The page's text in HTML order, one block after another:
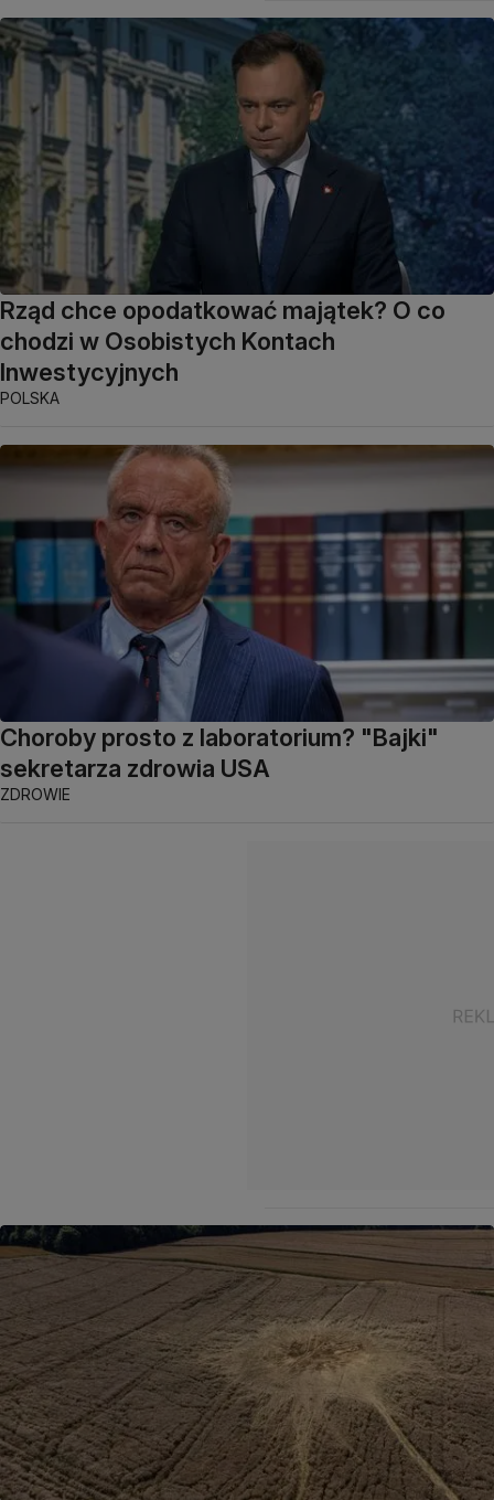
Rząd chce opodatkować majątek? O co
chodzi w Osobistych Kontach
Inwestycyjnych
POLSKA
Choroby prosto z laboratorium? "Bajki"
sekretarza zdrowia USA
ZDROWIE